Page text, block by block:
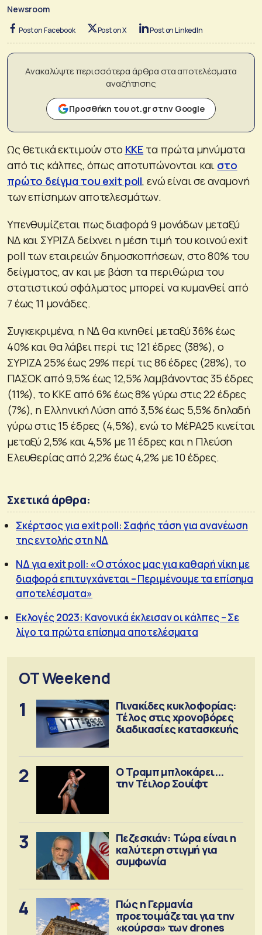
Newsroom
Post on Facebook Post on X Post on LinkedIn
Ανακαλύψτε περισσότερα άρθρα στα αποτελέσματα
αναζήτησης
Προσθήκη του ot.gr στην Google
Ως θετικά εκτιμούν στο ΚΚΕ τα πρώτα μηνύματα
από τις κάλπες, όπως αποτυπώνονται και στο
πρώτο δείγμα του exit poll, ενώ είναι σε αναμονή
των επίσημων αποτελεσμάτων.
Υπενθυμίζεται πως διαφορά 9 μονάδων μεταξύ
ΝΔ και ΣΥΡΙΖΑ δείχνει η μέση τιμή του κοινού exit
poll των εταιρειών δημοσκοπήσεων, στο 80% του
δείγματος, αν και με βάση τα περιθώρια του
στατιστικού σφάλματος μπορεί να κυμανθεί από
7 έως 11 μονάδες.
Συγκεκριμένα, η ΝΔ θα κινηθεί μεταξύ 36% έως
40% και θα λάβει περί τις 121 έδρες (38%), ο
ΣΥΡΙΖΑ 25% έως 29% περί τις 86 έδρες (28%), το
ΠΑΣΟΚ από 9,5% έως 12,5% λαμβάνοντας 35 έδρες
(11%), το ΚΚΕ από 6% έως 8% γύρω στις 22 έδρες
(7%), η Ελληνική Λύση από 3,5% έως 5,5% δηλαδή
γύρω στις 15 έδρες (4,5%), ενώ το ΜέΡΑ25 κινείται
μεταξύ 2,5% και 4,5% με 11 έδρες και η Πλεύση
Ελευθερίας από 2,2% έως 4,2% με 10 έδρες.
Σχετικά άρθρα:
Σκέρτσος για exit poll: Σαφής τάση για ανανέωση
της εντολής στη ΝΔ
ΝΔ για exit poll: «Ο στόχος μας για καθαρή νίκη με
διαφορά επιτυγχάνεται – Περιμένουμε τα επίσημα
αποτελέσματα»
Εκλογές 2023: Κανονικά έκλεισαν οι κάλπες – Σε
λίγο τα πρώτα επίσημα αποτελέσματα
OT Weekend
1
Πινακίδες κυκλοφορίας:
Τέλος στις χρονοβόρες
διαδικασίες κατασκευής
2
Ο Τραμπ μπλοκάρει...
την Τέιλορ Σουίφτ
3
Πεζεσκιάν: Τώρα είναι η
καλύτερη στιγμή για
συμφωνία
4
Πώς η Γερμανία
προετοιμάζεται για την
«κούρσα» των drones